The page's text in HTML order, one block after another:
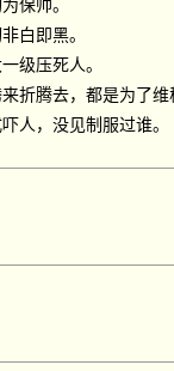
保帅。
白即黑。
级压死人。
折腾去，都是为了维
人，没见制服过谁。